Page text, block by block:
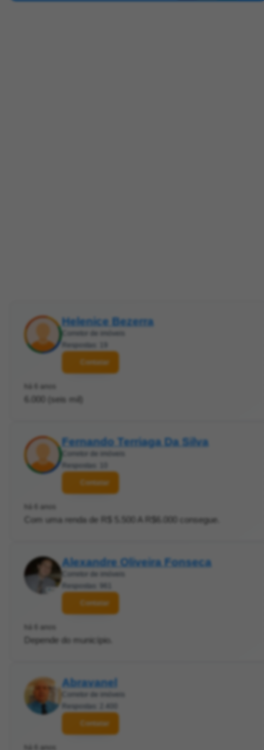
Helenice Bezerra
Corretor de imóveis
Respostas: 19
Contatar
há 6 anos
6.000 (seis mil)
Fernando Terriaga Da Silva
Corretor de imóveis
Respostas: 10
Contatar
há 6 anos
Com uma renda de R$ 5.500 A R$6.000 consegue.
Alexandre Oliveira Fonseca
Corretor de imóveis
Respostas: 961
Contatar
há 6 anos
Depende do município.
Abravanel
Corretor de imóveis
Respostas: 2.400
Contatar
há 6 anos